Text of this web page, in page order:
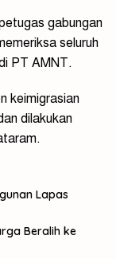
gabungan
seluruh
PT AMNT.
keimigrasian
dilakukan
Lapas
Beralih ke